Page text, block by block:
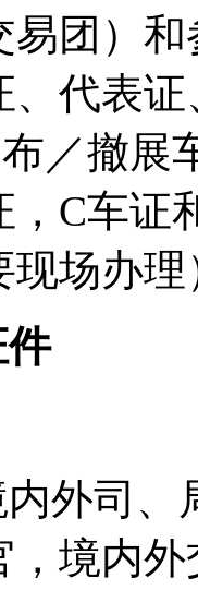
易团）
、代表
／撤展
C车证
现场办
件
外司、
，境内